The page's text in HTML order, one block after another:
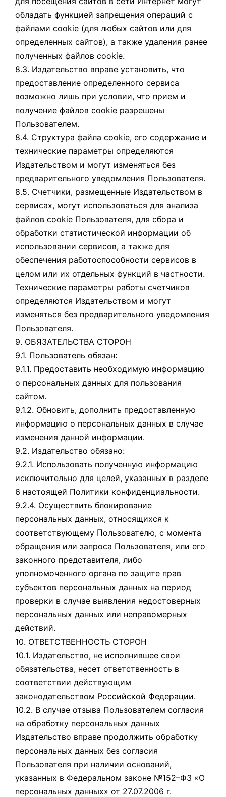
обладать функцией запрещения операций с
файлами cookie (для любых сайтов или для
определенных сайтов), а также удаления ранее
полученных файлов cookie.
8.3. Издательство вправе установить, что
предоставление определенного сервиса
возможно лишь при условии, что прием и
получение файлов cookie разрешены
Пользователем.
8.4. Структура файла cookie, его содержание и
технические параметры определяются
Издательством и могут изменяться без
предварительного уведомления Пользователя.
8.5. Счетчики, размещенные Издательством в
сервисах, могут использоваться для анализа
файлов cookie Пользователя, для сбора и
обработки статистической информации об
использовании сервисов, а также для
обеспечения работоспособности сервисов в
целом или их отдельных функций в частности.
Технические параметры работы счетчиков
определяются Издательством и могут
изменяться без предварительного уведомления
Пользователя.
9. ОБЯЗАТЕЛЬСТВА СТОРОН
9.1. Пользователь обязан:
9.1.1. Предоставить необходимую информацию
о персональных данных для пользования
сайтом.
9.1.2. Обновить, дополнить предоставленную
информацию о персональных данных в случае
изменения данной информации.
9.2. Издательство обязано:
9.2.1. Использовать полученную информацию
исключительно для целей, указанных в разделе
6 настоящей Политики конфиденциальности.
9.2.4. Осуществить блокирование
персональных данных, относящихся к
соответствующему Пользователю, с момента
обращения или запроса Пользователя, или его
законного представителя, либо
уполномоченного органа по защите прав
субъектов персональных данных на период
проверки в случае выявления недостоверных
персональных данных или неправомерных
действий.
10. ОТВЕТСТВЕННОСТЬ СТОРОН
10.1. Издательство, не исполнившее свои
обязательства, несет ответственность в
соответствии действующим
законодательством Российской Федерации.
10.2. В случае отзыва Пользователем согласия
на обработку персональных данных
Издательство вправе продолжить обработку
персональных данных без согласия
Пользователя при наличии оснований,
указанных в Федеральном законе №152–ФЗ «О
персональных данных» от 27.07.2006 г.